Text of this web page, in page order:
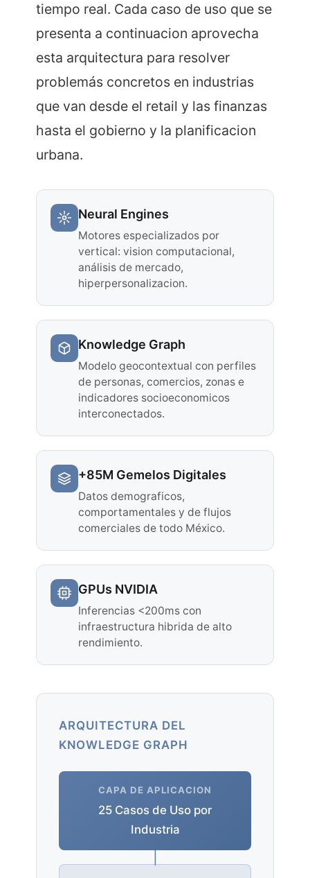
tiempo real. Cada caso de uso que se
presenta a continuacion aprovecha
esta arquitectura para resolver
problemás concretos en industrias
que van desde el retail y las finanzas
hasta el gobierno y la planificacion
urbana.
Neural Engines
Motores especializados por
vertical: vision computacional,
análisis de mercado,
hiperpersonalizacion.
Knowledge Graph
Modelo geocontextual con perfiles
de personas, comercios, zonas e
indicadores socioeconomicos
interconectados.
+85M Gemelos Digitales
Datos demograficos,
comportamentales y de flujos
comerciales de todo México.
GPUs NVIDIA
Inferencias <200ms con
infraestructura hibrida de alto
rendimiento.
ARQUITECTURA DEL
KNOWLEDGE GRAPH
CAPA DE APLICACION
25 Casos de Uso por
Industria